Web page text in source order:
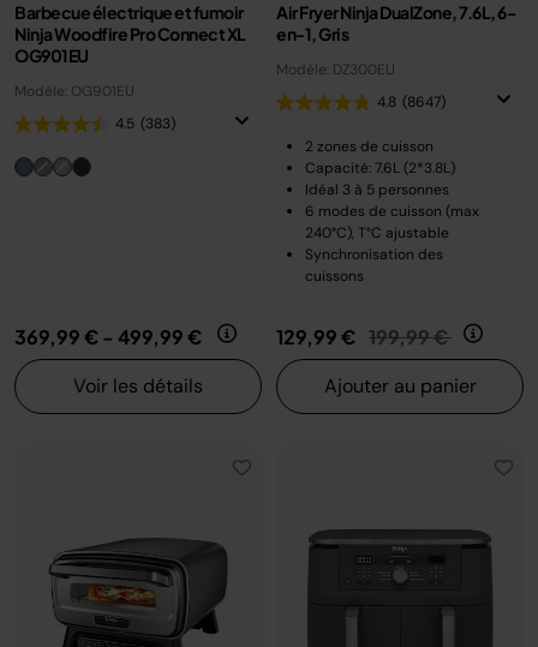
Barbecue électrique et fumoir
Ninja Woodfire Pro Connect XL
OG901EU
Modèle: OG901EU
4.5 (383)
369,99 €- 499,99 €
Voir les détails
Air Fryer Ninja DualZone, 7.6L, 6-
en-1, Gris
Modèle: DZ300EU
4.8 (8647)
2 zones de cuisson
Capacité: 7.6L (2*3.8L)
Idéal 3 à 5 personnes
6 modes de cuisson (max
240°C), T°C ajustable
Synchronisation des
cuissons
129,99 € Prix réduit de
199,99 € au
Ajouter au panier